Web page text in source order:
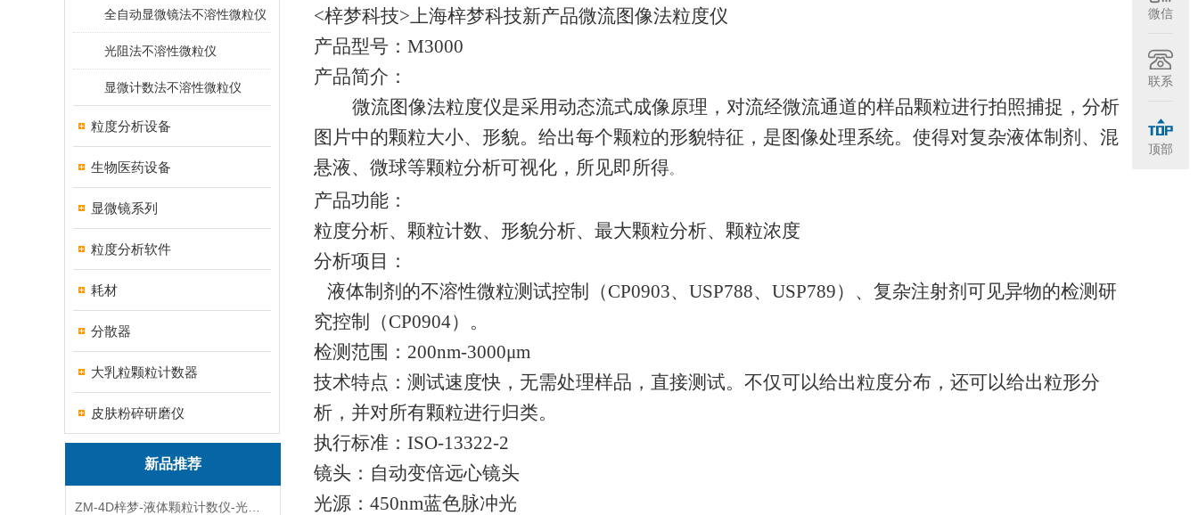
全自动显微镜法不溶性微粒仪
光阻法不溶性微粒仪
显微计数法不溶性微粒仪
粒度分析设备
生物医药设备
显微镜系列
粒度分析软件
耗材
分散器
大乳粒颗粒计数器
皮肤粉碎研磨仪
新品推荐
<梓梦科技>上海梓梦科技新产品微流图像法粒度仪
产品型号： M3000
产品简介：
微流图像法粒度仪是采用动态流式成像原理，对流经微流通道的样品颗粒进行拍照捕捉，分析
图片中的颗粒大小、形貌。给出每个颗粒的形貌特征，是图像处理系统。使得对复杂液体制剂、混
悬液、微球等颗粒分析可视化，所见即所得。
产品功能：
粒度分析、颗粒计数、形貌分析、最大颗粒分析、颗粒浓度
分析项目：
液体制剂的不溶性微粒测试控制（CP0903、USP788、USP789）、复杂注射剂可见异物的检测研
究控制（CP0904）。
检测范围： 200nm-3000μm
技术特点：测试速度快，无需处理样品，直接测试。不仅可以给出粒度分布，还可以给出粒形分
析，并对所有颗粒进行归类。
执行标准： ISO-13322-2
镜头：自动变倍远心镜头
光源： 450nm蓝色脉冲光
微信
联系
顶部